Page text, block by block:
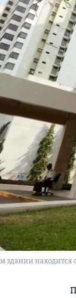
здании находится